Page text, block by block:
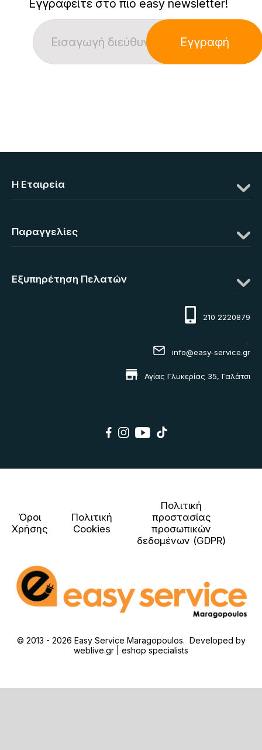
Εγγραφείτε στο πιο easy newsletter!
Εγγραφή
Η Eταιρεία
Παραγγελίες
Εξυπηρέτηση Πελατών
210 2220879
<
info@easy-service.gr
Αγίας Γλυκερίας 35, Γαλάτσι
Όροι
Χρήσης
Πολιτική
Cookies
Πολιτική
προστασίας
προσωπικών
δεδομένων (GDPR)
© 2013 - 2026 Easy Service Maragopoulos. Developed by
weblive.gr | eshop specialists